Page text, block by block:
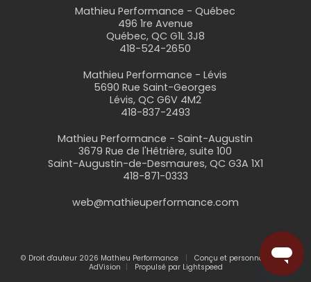
Mathieu Performance - Québec
496 1re Avenue
Québec, QC G1L 3J8
418-524-2650
Mathieu Performance - Lévis
5690 Rue Saint-Georges
Lévis, QC G6V 4M2
418-837-2493
Mathieu Performance - Saint-Augustin
3679 Rue de l'Hêtrière, suite 100
Saint-Augustin-de-Desmaures, QC G3A 1X1
418-871-0333
web@mathieuperformance.com
© Droit d'auteur 2026 Mathieu Performance
Conçu et personnalisé par
AdVision
Propulsé par Lightspeed